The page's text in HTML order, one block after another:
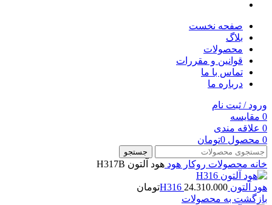
صفحه نخست
بلاگ
محصولات
قوانین و مقررات
تماس با ما
درباره ما
ورود / ثبت نام
0 مقایسه
0 علاقه مندی
0 محصول 0تومان
جستجو
خانه محصولات روکار هود هود آلتون H317B
هود آلتون H316 24.310.000
تومان
بازگشت به محصولات